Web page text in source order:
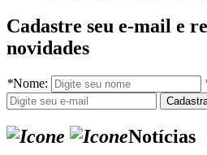
Cadastre seu e-mail e
novidades
*Nome:
Notícias